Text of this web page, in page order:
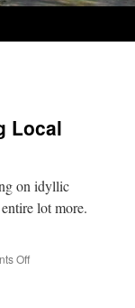
Local
on idyllic
lot more.
Offon